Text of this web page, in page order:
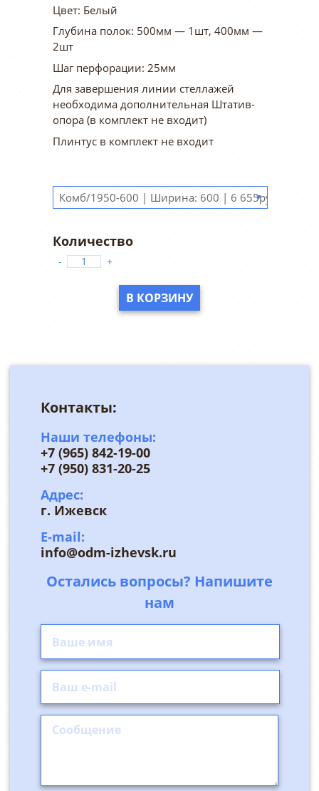
Цвет: Белый
Глубина полок: 500мм — 1шт, 400мм —
2шт
Шаг перфорации: 25мм
Для завершения линии стеллажей
необходима дополнительная Штатив-
опора (в комплект не входит)
Плинтус в комплект не входит
▼
- +
В КОРЗИНУ
Контакты:
Наши телефоны:
+7 (965) 842-19-00
+7 (950) 831-20-25
Адрес:
г. Ижевск
E-mail:
info@odm-izhevsk.ru
Остались вопросы? Напишите
нам